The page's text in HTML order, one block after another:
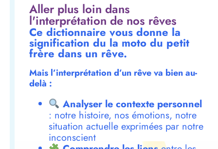
Aller plus loin dans
l'interprétation de nos rêves
Ce dictionnaire vous donne la
signification du la moto du petit
frère dans un rêve.
Mais l’interprétation d’un rêve va bien au-
delà :
Analyser le contexte personnel
: notre histoire, nos émotions, notre
situation actuelle exprimées par notre
inconscient